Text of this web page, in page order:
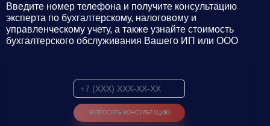
Введите номер телефона и получите консультацию
эксперта по бухгалтерскому, налоговому и
управленческому учету, а также узнайте стоимость
бухгалтерского обслуживания Вашего ИП или ООО